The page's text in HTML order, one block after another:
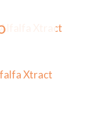
Xtract